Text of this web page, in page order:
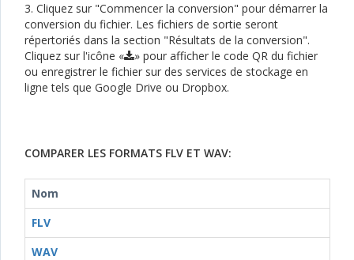
3. Cliquez sur "Commencer la conversion" pour démarrer la
conversion du fichier. Les fichiers de sortie seront
répertoriés dans la section "Résultats de la conversion".
Cliquez sur l'icône «
» pour afficher le code QR du fichier
ou enregistrer le fichier sur des services de stockage en
ligne tels que Google Drive ou Dropbox.
COMPARER LES FORMATS FLV ET WAV:
Nom
FLV
WAV